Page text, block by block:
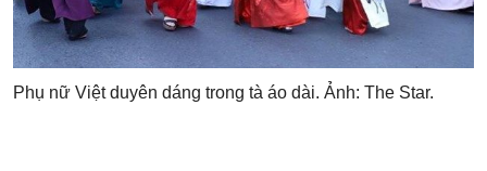
Phụ nữ Việt duyên dáng trong tà áo dài. Ảnh: The Star.